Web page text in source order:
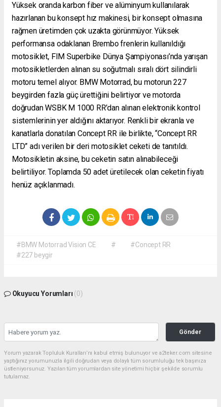
Yüksek oranda karbon fiber ve alüminyum kullanılarak
hazırlanan bu konsept hız makinesi, bir konsept olmasına
rağmen üretimden çok uzakta görünmüyor. Yüksek
performansa odaklanan Brembo frenlerin kullanıldığı
motosiklet, FIM Superbike Dünya Şampiyonası’nda yarışan
motosikletlerden alınan su soğutmalı sıralı dört silindirli
motoru temel alıyor. BMW Motorrad, bu motorun 227
beygirden fazla güç ürettiğini belirtiyor ve motorda
doğrudan WSBK M 1000 RR’dan alınan elektronik kontrol
sistemlerinin yer aldığını aktarıyor. Renkli bir ekranla ve
kanatlarla donatılan Concept RR ile birlikte, “Concept RR
LTD” adı verilen bir deri motosiklet ceketi de tanıtıldı.
Motosikletin aksine, bu ceketin satın alınabileceği
belirtiliyor. Toplamda 50 adet üretilecek olan ceketin fiyatı
henüz açıklanmadı.
#BMW Motorrad Vision CE #
#Concept RR
#227 beygir
Okuyucu Yorumları (0)
Gönder
Yorum yazarak Topluluk Kuralları’nı kabul etmiş bulunuyor ve a2teker.com sitesine
yaptığınız yorumunuzla ilgili doğrudan veya dolaylı tüm sorumluluğu tek başınıza
üstleniyorsunuz. Yazılan tüm yorumlardan site yönetimi hiçbir şekilde sorumlu
tutulamaz.